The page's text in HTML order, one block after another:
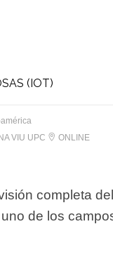
(IOT)
VIU UPC
ONLINE
completa
de los